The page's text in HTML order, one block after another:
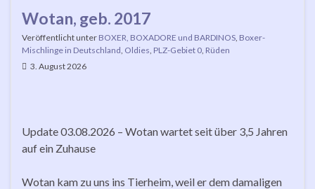
Wotan, geb. 2017
Veröffentlicht unter BOXER, BOXADORE und BARDINOS Boxer-
Mischlinge in Deutschland Oldies PLZ-Gebiet 0 Rüden
3. August 2026
Update 03.08.2026 – Wotan wartet seit über 3,5 Jahren
auf ein Zuhause
Wotan kam zu uns ins Tierheim, weil er dem damaligen